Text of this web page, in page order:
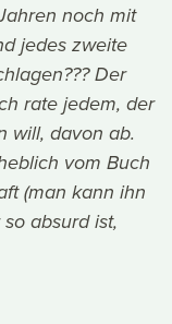
noch mit
jedes zweite
Der
rate jedem, der
will, davon ab.
vom Buch
(man kann ihn
absurd ist,